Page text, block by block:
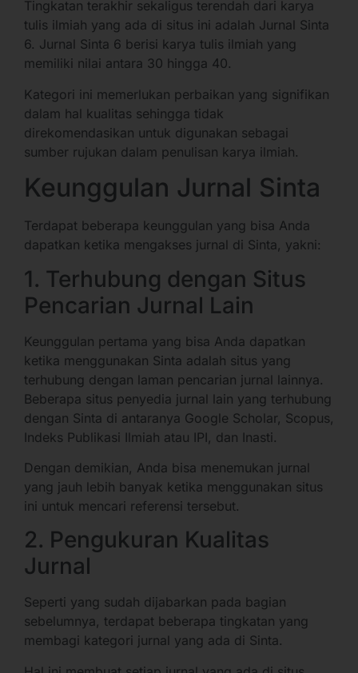
Tingkatan terakhir sekaligus terendah dari karya
tulis ilmiah yang ada di situs ini adalah Jurnal Sinta
6. Jurnal Sinta 6 berisi karya tulis ilmiah yang
memiliki nilai antara 30 hingga 40.
Kategori ini memerlukan perbaikan yang signifikan
dalam hal kualitas sehingga tidak
direkomendasikan untuk digunakan sebagai
sumber rujukan dalam penulisan karya ilmiah.
Keunggulan Jurnal Sinta
Terdapat beberapa keunggulan yang bisa Anda
dapatkan ketika mengakses jurnal di Sinta, yakni:
1. Terhubung dengan Situs
Pencarian Jurnal Lain
Keunggulan pertama yang bisa Anda dapatkan
ketika menggunakan Sinta adalah situs yang
terhubung dengan laman pencarian jurnal lainnya.
Beberapa situs penyedia jurnal lain yang terhubung
dengan Sinta di antaranya Google Scholar, Scopus,
Indeks Publikasi Ilmiah atau IPI, dan Inasti.
Dengan demikian, Anda bisa menemukan jurnal
yang jauh lebih banyak ketika menggunakan situs
ini untuk mencari referensi tersebut.
2. Pengukuran Kualitas
Jurnal
Seperti yang sudah dijabarkan pada bagian
sebelumnya, terdapat beberapa tingkatan yang
membagi kategori jurnal yang ada di Sinta.